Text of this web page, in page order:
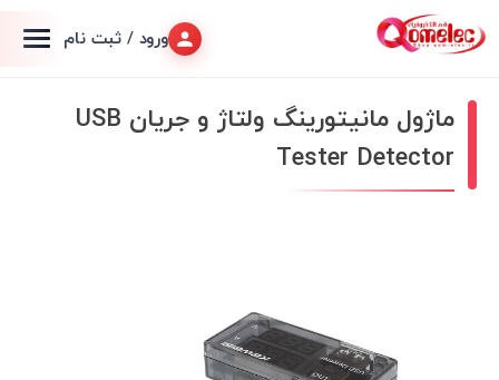
ورود / ثبت نام
ماژول مانیتورینگ ولتاژ و جریان USB
Tester Detector